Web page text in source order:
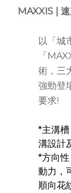
MAXXIS |
以「城
「
術，三
強勁登
要求!
*主溝
溝設計
*方向
動力，
順向花